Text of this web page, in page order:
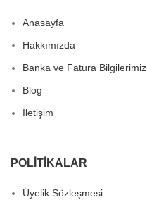
Anasayfa
Hakkımızda
Banka ve Fatura Bilgilerimiz
Blog
İletişim
POLITIKALAR
Üyelik Sözleşmesi